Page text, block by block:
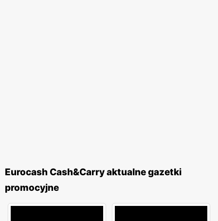
Eurocash Cash&Carry aktualne gazetki
promocyjne